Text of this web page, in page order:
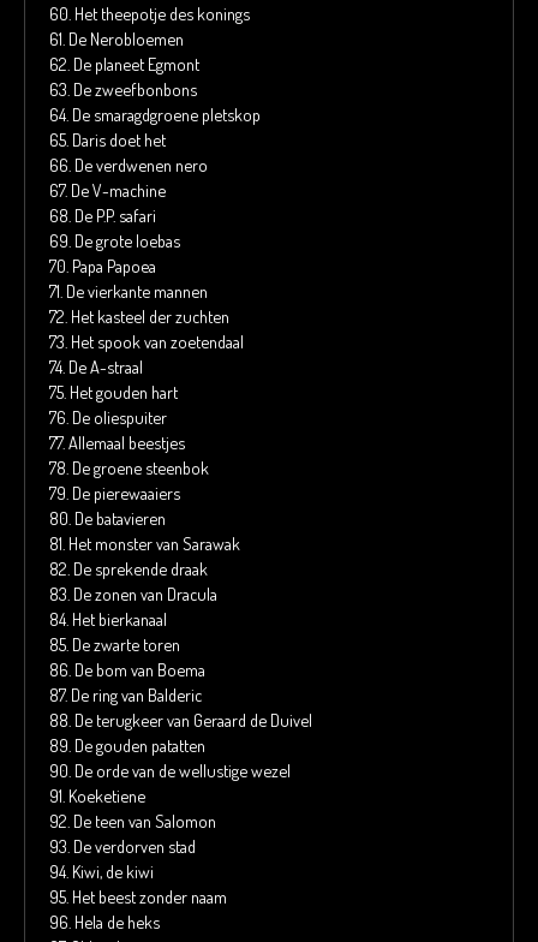
60. Het theepotje des konings
61. De Nerobloemen
62. De planeet Egmont
63. De zweefbonbons
64. De smaragdgroene pletskop
65. Daris doet het
66. De verdwenen nero
67. De V-machine
68. De P.P. safari
69. De grote loebas
70. Papa Papoea
71. De vierkante mannen
72. Het kasteel der zuchten
73. Het spook van zoetendaal
74. De A-straal
75. Het gouden hart
76. De oliespuiter
77. Allemaal beestjes
78. De groene steenbok
79. De pierewaaiers
80. De batavieren
81. Het monster van Sarawak
82. De sprekende draak
83. De zonen van Dracula
84. Het bierkanaal
85. De zwarte toren
86. De bom van Boema
87. De ring van Balderic
88. De terugkeer van Geraard de Duivel
89. De gouden patatten
90. De orde van de wellustige wezel
91. Koeketiene
92. De teen van Salomon
93. De verdorven stad
94. Kiwi, de kiwi
95. Het beest zonder naam
96. Hela de heks